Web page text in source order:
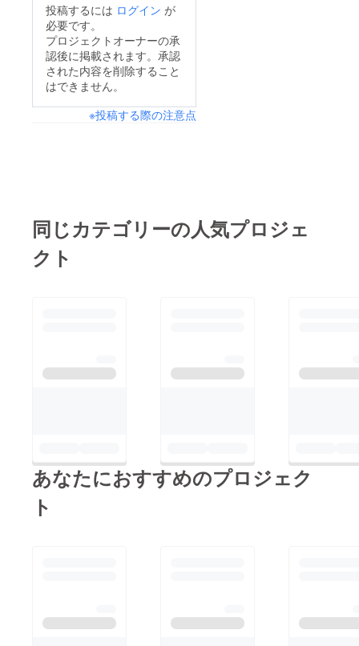
は少しづつ、しっかり
と前に進んでいるよう
な気がします。でも少
しだけ、あの少人数の
頃が懐かしくもありま
す。この前の練習に仕
く、紛れもなく大勢の
持ちです。今では子供
の数がわかりません。
毎回のように練習に来
ただ、バスケがした
ありがとうございまし
た。チラシを見て3人
も新メンバーが増えま
した。今後も定期的に
ラシ配布活動を行って
を見て少しでも楽しん
で元気になってもらえ
投稿するには ログイン が
必要です。
プロジェクトオーナーの承
認後に掲載されます。承認
された内容を削除すること
はできません。
※投稿する際の注意点
同じカテゴリーの人気プロジェ
クト
あなたにおすすめのプロジェク
ト